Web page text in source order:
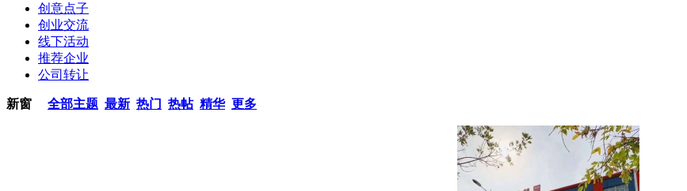
创意点子
创业交流
线下活动
推荐企业
公司转让
新窗 全部主题 最新 热门 热帖 精华 更多